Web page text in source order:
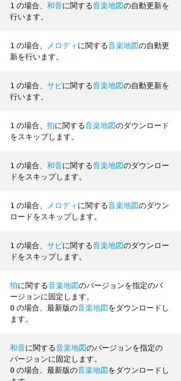
1 の場合、和音に関する音楽地図の自動更新を
行います。
1 の場合、 メロディに関する音楽地図の自動更
新を行います。
1 の場合、サビに関する音楽地図の自動更新を
行います。
1 の場合、拍に関する音楽地図のダウンロード
をスキップします。
1 の場合、和音に関する音楽地図のダウンロー
ドをスキップします。
1 の場合、 メロディに関する音楽地図のダウン
ロードをスキップします。
1 の場合、サビに関する音楽地図のダウンロー
ドをスキップします。
拍に関する音楽地図のバージョンを指定のバ
ージョンに固定します。
0 の場合、最新版の音楽地図をダウンロードし
ます。
和音に関する音楽地図のバージョンを指定の
バージョンに固定します。
0 の場合、最新版の音楽地図をダウンロードし